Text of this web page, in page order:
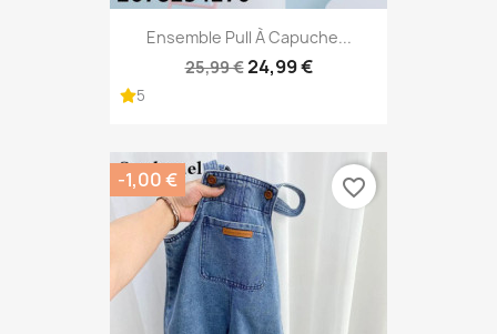
Ensemble Pull À Capuche...
25,99 €24,99 €
5
-1,00 € favorite_border